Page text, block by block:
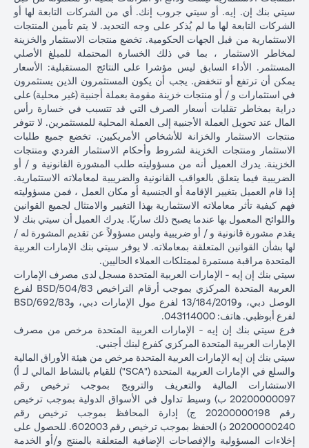
سيتي بنك إن. إيه. أو سيتي جروب إنك. أي من الشركات التابعة لها أو
الشركات التابعة لها ما لم يُذكر على وجه التحديد. لا يتم تأمين المنتجات
الاستثمارية من قبل الجهات الحكومية. تخضع منتجات الاستثمار والخزينة
لمخاطر الاستثمار ، بما في ذلك الخسارة المحتملة للمبلغ الأصلي
المستثمر. الأداء السابق ليس مؤشرا على النتائج المستقبلية: الأسعار
يمكن أن ترتفع أو تنخفض. يجب أن يكون المستثمرون الذين يستثمرون
في استثمارات و / أو منتجات خزينة مقومة بعملة أجنبية (غير محلية) على
دراية بمخاطر تقلبات أسعار الصرف التي قد تتسبب في خسارة رأس
المال عند تحويل العملة الأجنبية إلى العملة المحلية للمستثمرين. لا تتوفر
منتجات الاستثمار والخزانة للأشخاص الأمريكيين. تخضع جميع طلبات
الاستثمار ومنتجات الخزينة لشروط وأحكام الاستثمار الفردي ومنتجات
الخزينة. يدرك العميل أنه من مسؤوليته طلب المشورة القانونية و / أو
الضريبية فيما يتعلق بالعواقب القانونية والضريبية لمعاملاته الاستثمارية.
إذا قام العميل بتغيير الإقامة أو الجنسية أو مكان العمل ، فمن مسؤوليته
فهم كيفية تأثر معاملاته الاستثمارية بهذا التغيير والامتثال لجميع القوانين
واللوائح المعمول بها عندما يصبح ذلك ساريًا. يدرك العميل أن سيتي بنك لا
يقدم مشورة قانونية و / أو ضريبية وليس مسؤولاً عن تقديم المشورة له /
لها بشأن القوانين المتعلقة بمعاملاته. لا يوفر سيتي بنك الإمارات العربية
المتحدة مراقبة مستمرة لممتلكات العملاء الحاليين.
سيتي بنك إن إيه - الإمارات العربية المتحدة مسجل لدى مصرف الإمارات
العربية المتحدة المركزي بموجب أرقام التراخيص BSD/504/83 لفرع
الوصل دبي، و13/184/2019 لفرع مول الإمارات دبي، وBSD/692/83
لفرع أبوظبي. هاتف: 043114000.
فرع سيتي بنك إن إيه - الإمارات العربية المتحدة مرخص من مصرف
الإمارات العربية المتحدة المركزي كفرع لبنك أجنبي.
سيتي بنك إن إيه الإمارات العربية المتحدة مرخص من هيئة الأوراق المالية
والسلع في الإمارات العربية المتحدة ("SCA") للقيام بالنشاط المالي لـ أ)
الاستشارات المالية والتعريف والترويج بموجب ترخيص رقم
20200000097 ب) وسيط تداول في الأسواق الدولية بموجب ترخيص
رقم 20200000198 ج) إدارة المحافظ بموجب ترخيص رقم
20200000240 د) الحفظ بموجب ترخيص رقم 602003. للحصول على
إخلاءات المسؤولية والإفصاحات الإضافية المتعلقة بالمنتج و/أو الخدمة